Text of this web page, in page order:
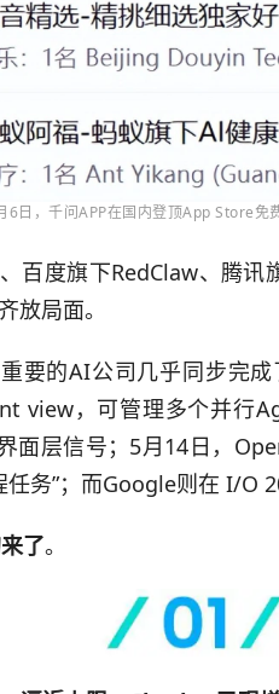
6日，千问APP在国内登顶App Store免
百度旗下RedClaw、腾讯
放局面。
要的AI公司几乎同步完成
view，可管理多个并行
面层信号；5月14日，
务”；而Google则在 I/O
了。